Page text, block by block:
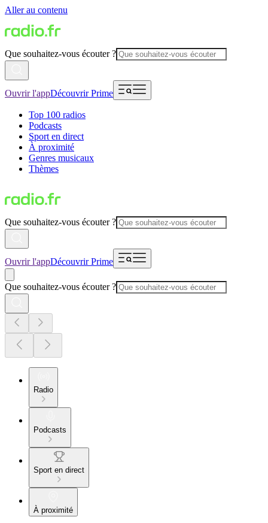
Aller au contenu
Que souhaitez-vous écouter ?
Ouvrir l'appDécouvrir Prime
Top 100 radios
Podcasts
Sport en direct
À proximité
Genres musicaux
Thèmes
Que souhaitez-vous écouter ?
Ouvrir l'appDécouvrir Prime
Que souhaitez-vous écouter ?
Radio
Podcasts
Sport en direct
À proximité